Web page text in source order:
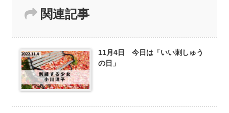
関連記事
11月4日 今日は「いい刺しゅう
の日」